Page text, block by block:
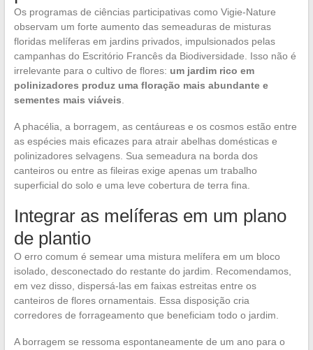
Os programas de ciências participativas como Vigie-Nature
observam um forte aumento das semeaduras de misturas
floridas melíferas em jardins privados, impulsionados pelas
campanhas do Escritório Francês da Biodiversidade. Isso não é
irrelevante para o cultivo de flores: um jardim rico em
polinizadores produz uma floração mais abundante e
sementes mais viáveis.
A phacélia, a borragem, as centáureas e os cosmos estão entre
as espécies mais eficazes para atrair abelhas domésticas e
polinizadores selvagens. Sua semeadura na borda dos
canteiros ou entre as fileiras exige apenas um trabalho
superficial do solo e uma leve cobertura de terra fina.
Integrar as melíferas em um plano
de plantio
O erro comum é semear uma mistura melífera em um bloco
isolado, desconectado do restante do jardim. Recomendamos,
em vez disso, dispersá-las em faixas estreitas entre os
canteiros de flores ornamentais. Essa disposição cria
corredores de forrageamento que beneficiam todo o jardim.
A borragem se ressoma espontaneamente de um ano para o